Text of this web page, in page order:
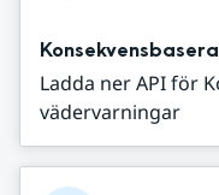
Ladda ner API för
vädervarningar